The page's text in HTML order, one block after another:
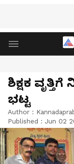
ಶಿಕ್ಷಕ ವೃತ್ತಿಗೆ
ಭಟ್ಟ
Author :
Published : Jun 02